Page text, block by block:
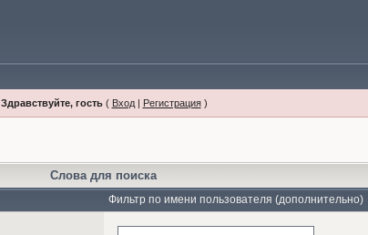
Здравствуйте, гость( Вход| Регистрация)
Слова для поиска
Фильтр по имени пользователя (дополнительно)